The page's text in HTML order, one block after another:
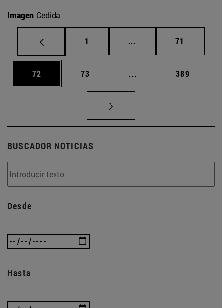
Imagen Cedida
Página
1 ... Páginas intermedias
Página
71
Página
72 Página
73 ... Páginas intermedias
Página
389
BUSCADOR NOTICIAS
Desde
Hasta